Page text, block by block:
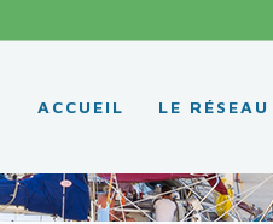
ACCUEIL LE RÉSEAU